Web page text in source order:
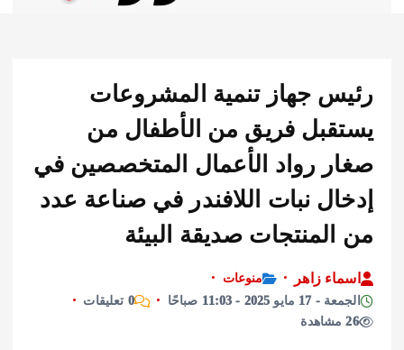
التحرير:مني أمين
جهاز تنمية المشروعات
فريق من الأطفال من
رواد الأعمال المتخصصين في
نبات اللافندر في صناعة عدد
صديقة البيئة
زاهر
منوعات
2025 - 11:03 صباحًا
0 تعليقات